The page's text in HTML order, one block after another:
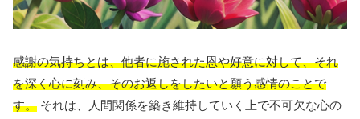
感謝の気持ちとは、他者に施された恩や好意に対して、それ
を深く心に刻み、そのお返しをしたいと願う感情のことで
す。 それは、人間関係を築き維持していく上で不可欠な心の